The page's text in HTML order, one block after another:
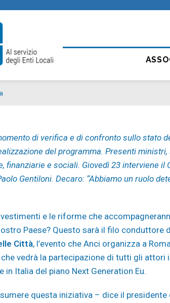
di verifica e di confronto sullo stato
del programma. Presenti
finanziarie e sociali. Giovedì 23 interviene
Gentiloni. Decaro: “Abbiamo un ruolo
e le riforme che
Paese? Questo sarà il filo conduttore
Città, l’evento che Anci organizza a
che vedrà la partecipazione di tutti gli
in Italia del piano Next Generation Eu.
questa iniziativa – dice il presidente